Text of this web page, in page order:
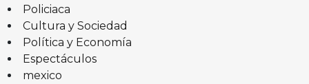
Policiaca
Cultura y Sociedad
Política y Economía
Espectáculos
mexico